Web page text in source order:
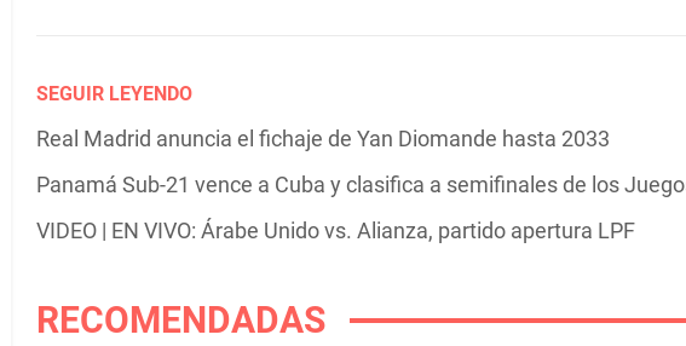
SEGUIR LEYENDO
Real Madrid anuncia el fichaje de Yan Diomande hasta 2033
Panamá Sub-21 vence a Cuba y clasifica a semifinales de los
VIDEO | EN VIVO: Árabe Unido vs. Alianza, partido apertura LPF
RECOMENDADAS